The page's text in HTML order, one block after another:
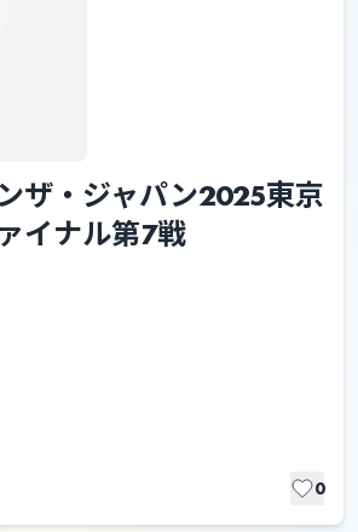
ザ・ジャパン2025東京
イナル第7戦
0